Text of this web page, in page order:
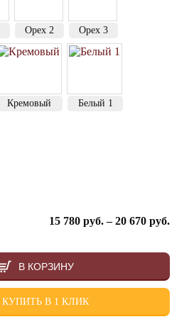
Орех 2 Орех 3
Кремовый Белый 1
15 780 руб.–20 670 руб.
В КОРЗИНУ
КУПИТЬ В 1 КЛИК